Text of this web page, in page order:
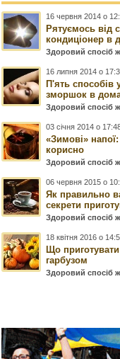
16 червня 2014 о
Рятуємось від
кондиціонер в
Здоровий спосіб
16 липня 2014 о
П'ять способів
зморшок в
Здоровий спосіб
03 січня 2014 о
«Зимові»
корисно
Здоровий спосіб
06 червня 2015 о
Як правильно
секрети
Здоровий спосіб
18 квітня 2016 о
Що
гарбузом
Здоровий спосіб